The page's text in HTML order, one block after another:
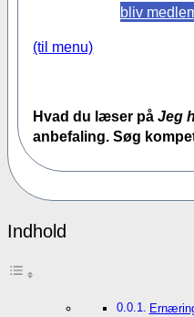
bliv
(til menu)
Hvad du læser påJeg
anbefaling. Søg
Indhold